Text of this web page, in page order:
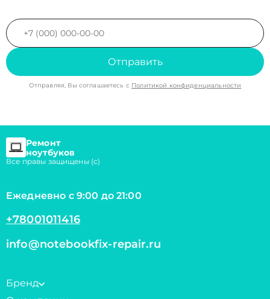
Отправить
Отправляя, Вы соглашаетесь с Политикой конфиденциальности
Ремонт
ноутбуков
Все правы защищены (с)
Ежедневно с 9:00 до 21:00
+78001011416
info@notebookfix-repair.ru
Бренд